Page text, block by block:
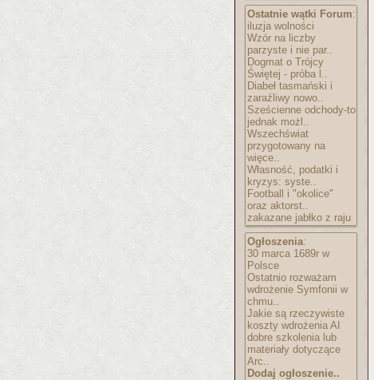
Ostatnie wątki Forum:
iluzja wolności
Wzór na liczby
parzyste i nie par..
Dogmat o Trójcy
Świętej - próba l..
Diabeł tasmański i
zaraźliwy nowo..
Sześcienne odchody-to
jednak możl..
Wszechświat
przygotowany na
więce..
Własność, podatki i
kryzys: syste..
Football i "okolice"
oraz aktorst..
zakazane jabłko z raju
Ogłoszenia:
30 marca 1689r w
Polsce
Ostatnio rozważam
wdrożenie Symfonii w
chmu..
Jakie są rzeczywiste
koszty wdrożenia AI
dobre szkolenia lub
materiały dotyczące
Arc..
Dodaj ogłoszenie..